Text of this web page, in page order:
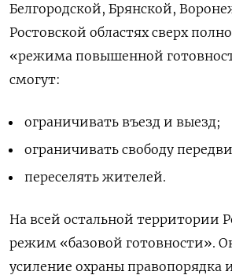
Белгородской, Брянской,
Ростовской областях сверх
«режима повышенной
смогут:
ограничивать въезд и выезд;
ограничивать свободу
переселять жителей.
На всей остальной территории
режим «базовой готовности».
усиление охраны правопорядка